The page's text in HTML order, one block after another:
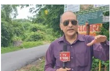
Hindi